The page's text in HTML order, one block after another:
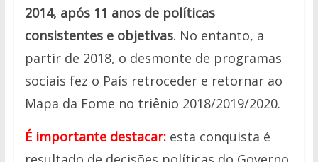
2014, após 11 anos de políticas
consistentes e objetivas. No entanto, a
partir de 2018, o desmonte de programas
sociais fez o País retroceder e retornar ao
Mapa da Fome no triênio 2018/2019/2020.
É importante destacar:esta conquista é